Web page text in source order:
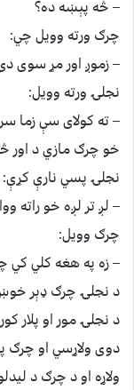
– څه پېښه ده؟
چرګ ورته وویل چي:
– زموږ اور مړ سوی
نجلۍ ورته وویل:
– ته کولای سې زما
خو چرګ مازي د اور
نجلۍ پسي نارې کړې:
– لږ تر لږه خو راته
چرګ وویل:
– زه په هغه کلي کي
د نجلۍ چرګ ډېر
د نجلۍ مور او پلار
دوی ولاړسي او چرګ
ولاړه او د چرګ د